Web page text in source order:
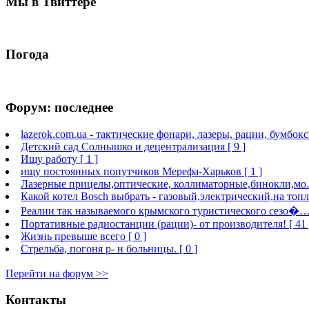
Погода
Форум: последнее
lazerok.com.ua - тактические фонари, лазеры, рации,
Детский сад Солнышко и децентрализация [ 9 ]
Ищу работу [ 1 ]
ищу постоянных попутчиков Мерефа-Харьков [ 1 ]
Лазерные прицелы,оптические,
Какой котел Bosch выбрать - газовый,электрический,на
Реалии так называемого крымского туристического
Портативные радиостанции (рации)- от производителя! [ 41
Жизнь превыше всего [ 0 ]
Стрельба, погоня р- н больницы. [ 0 ]
Перейти на форум >>
Контакты